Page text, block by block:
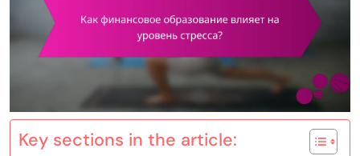
Key sections in the article: